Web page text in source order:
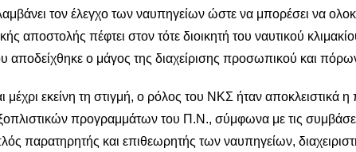
τον έλεγχο των ναυπηγείων ώστε να μπορέσει να
αποστολής πέφτει στον τότε διοικητή του ναυτικού
αποδείχθηκε ο μάγος της διαχείρισης προσωπικού και
μέχρι εκείνη τη στιγμή, ο ρόλος του ΝΚΣ ήταν αποκλειστικά
προγραμμάτων του Π.Ν., σύμφωνα με τις
παρατηρητής και επιθεωρητής των ναυπηγείων,